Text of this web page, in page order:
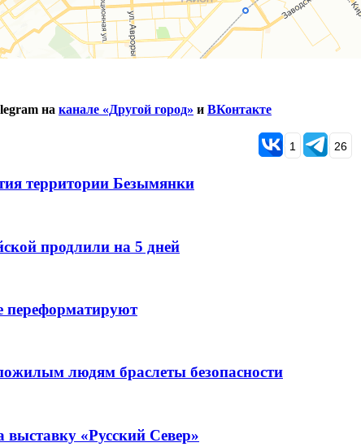
на канале «Другой город» и ВКонтакте
1 26
территории Безымянки
продлили на 5 дней
переформатируют
людям браслеты безопасности
«Русский Север»